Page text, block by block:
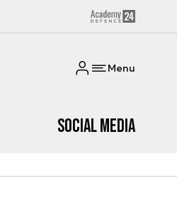
Menu
Social media